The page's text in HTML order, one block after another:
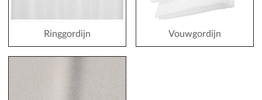
Ringgordijn Vouwgordijn